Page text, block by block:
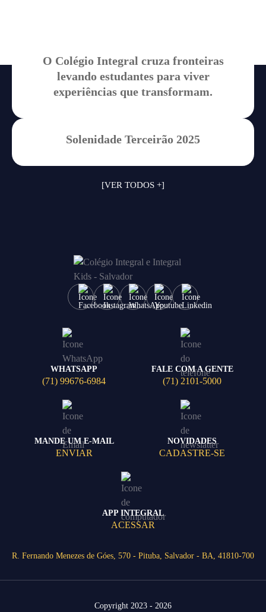
O Colégio Integral cruza fronteiras
levando estudantes para viver
experiências que transformam.
Solenidade Terceirão 2025
[VER TODOS +]
WHATSAPP
(71) 99676-6984
FALE COM A GENTE
(71) 2101-5000
MANDE UM E-MAIL
ENVIAR
NOVIDADES
CADASTRE-SE
APP INTEGRAL
ACESSAR
R. Fernando Menezes de Góes, 570 - Pituba, Salvador - BA, 41810-700
Copyright 2023 - 2026